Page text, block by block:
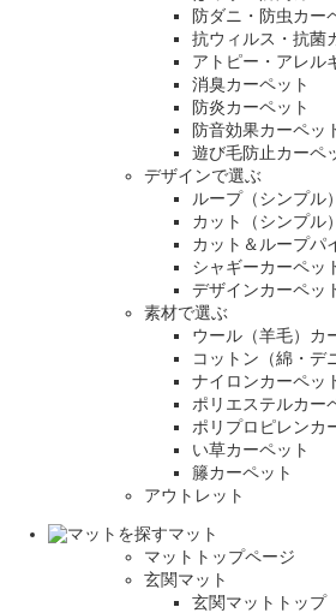
防ダニ・防虫カー
抗ウィルス・抗菌
アトピー・アレル
消臭カーペット
防炎カーペット
防音効果カーペッ
遊び毛防止カーペ
デザインで選ぶ
ループ（シンプル
カット（シンプル
カット＆ループパ
シャギーカーペッ
デザインカーペッ
素材で選ぶ
ウール（羊毛）カ
コットン（綿・デ
ナイロンカーペッ
ポリエステルカー
ポリプロピレンカ
い草カーペット
籐カーペット
アウトレット
マット
マットトップページ
玄関マット
玄関マットトップ